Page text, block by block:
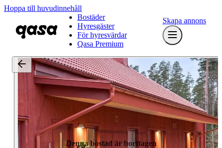
Hoppa till huvudinnehåll
Bostäder
Hyresgäster
För hyresvärdar
Qasa Premium
Skapa annons
Denna bostad är borttagen